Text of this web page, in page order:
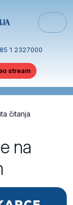
1 2327000
stream
čitanja
na